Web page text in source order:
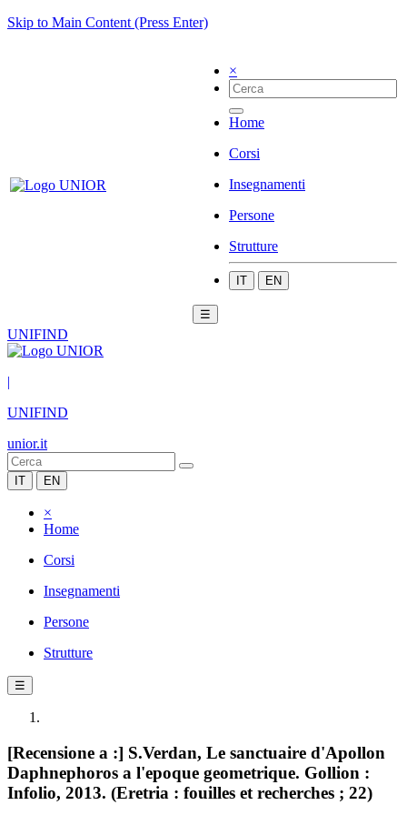
Skip to Main Content (Press Enter)
×
Home
Corsi
Insegnamenti
Persone
Strutture
IT EN
☰
UNIFIND
|
UNIFIND
unior.it
IT EN
×
Home
Corsi
Insegnamenti
Persone
Strutture
☰
[Recensione a :] S.Verdan, Le sanctuaire d'Apollon
Daphnephoros a l'epoque geometrique. Gollion :
Infolio, 2013. (Eretria : fouilles et recherches ; 22)